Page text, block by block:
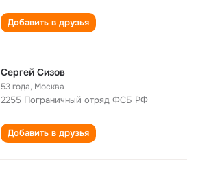
Добавить в друзья
Сергей Сизов
53 года, Москва
2255 Пограничный отряд ФСБ РФ
Добавить в друзья